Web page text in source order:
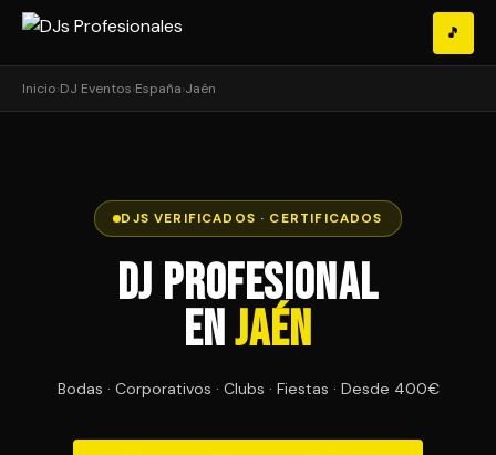
🎵
Inicio›DJ Eventos›España›Jaén
DJS VERIFICADOS · CERTIFICADOS
DJ Profesional
enJaén
Bodas · Corporativos · Clubs · Fiestas · Desde 400€